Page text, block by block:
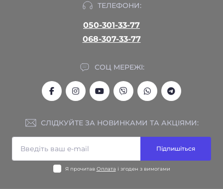
ТЕЛЕФОНИ:
050-301-33-77
068-307-33-77
СОЦ МЕРЕЖІ:
СЛІДКУЙТЕ ЗА НОВИНКАМИ ТА АКЦІЯМИ:
Підпишіться
Я прочитав Оплата і згоден з вимогами